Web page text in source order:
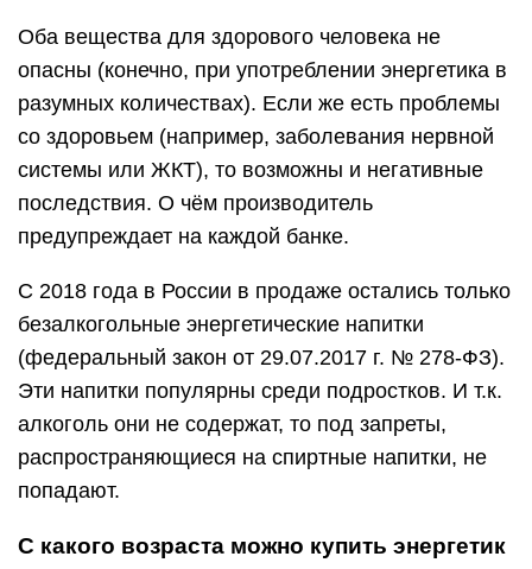
Оба вещества для здорового человека не
опасны (конечно, при употреблении энергетика в
разумных количествах). Если же есть проблемы
со здоровьем (например, заболевания нервной
системы или ЖКТ), то возможны и негативные
последствия. О чём производитель
предупреждает на каждой банке.
С 2018 года в России в продаже остались только
безалкогольные энергетические напитки
(федеральный закон от 29.07.2017 г. № 278-ФЗ).
Эти напитки популярны среди подростков. И т.к.
алкоголь они не содержат, то под запреты,
распространяющиеся на спиртные напитки, не
попадают.
С какого возраста можно купить энергетик